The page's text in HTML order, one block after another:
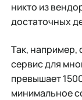
никто из
достаточных
Так, например,
сервис для
превышает
минимальное